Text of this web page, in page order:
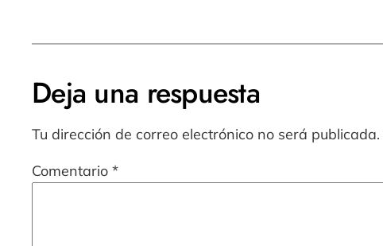
Deja una respuesta
Tu dirección de correo electrónico no será publicada.
Comentario *